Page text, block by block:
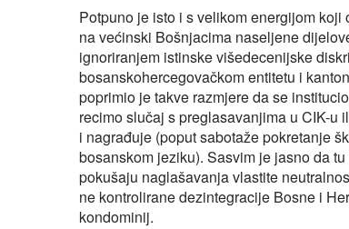
Potpuno je isto i s velikom energijom
na većinski Bošnjacima naseljene
ignoriranjem istinske višedecenijske
bosanskohercegovačkom entitetu i
poprimio je takve razmjere da se
recimo slučaj s preglasavanjima u CIK-u
i nagrađuje (poput sabotaže pokretanje
bosanskom jeziku). Sasvim je jasno da
pokušaju naglašavanja vlastite
ne kontrolirane dezintegracije Bosne i
kondominij.